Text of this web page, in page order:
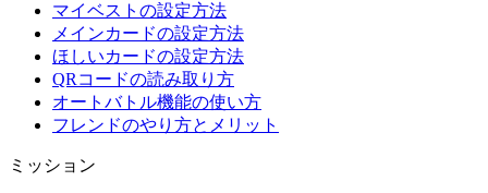
マイベストの設定方法
メインカードの設定方法
ほしいカードの設定方法
QRコードの読み取り方
オートバトル機能の使い方
フレンドのやり方とメリット
ミッション